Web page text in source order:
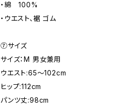
・綿 100%
・ウエスト、裾 ゴム
⑦サイズ
サイズ：M 男女兼用
ウエスト:65～102cm
ヒップ:112cm
パンツ丈:98cm